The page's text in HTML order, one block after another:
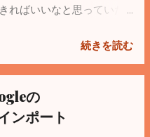
ればいいなと思っていた
はすでにありそうな気がし
いろいろ調べた結果良さ
Reader」というアプリ。
と安いので試しにインス
確かに使いやすい。 詳し
続きを読む
の
ンポート